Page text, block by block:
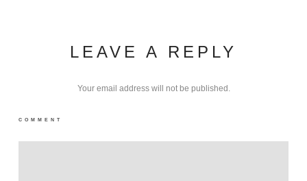
LEAVE A REPLY
Your email address will not be published.
COMMENT